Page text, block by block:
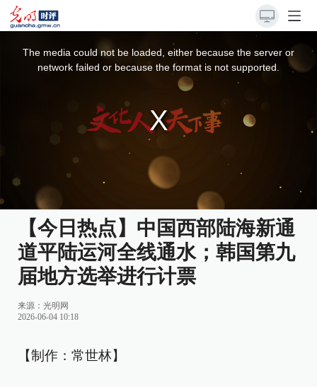
The media could not be loaded, either because the server or
network failed or because the format is not supported.
【今日热点】中国西部陆海新通
道平陆运河全线通水；韩国第九
届地方选举进行计票
来源：光明网
2026-06-04 10:18
【制作：常世林】